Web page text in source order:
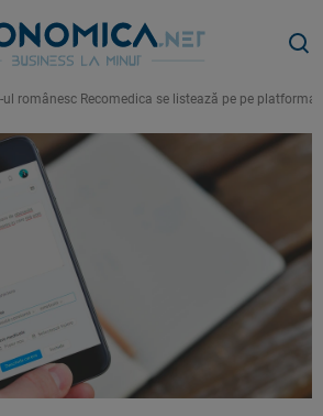
ul românesc Recomedica se listează pe pe